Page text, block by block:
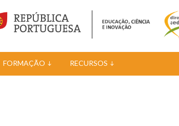
FORMAÇÃO RECURSOS